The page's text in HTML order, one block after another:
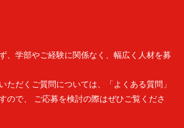
、学部やご経験に関係なく、幅広く人材を募
ただくご質問については、「よくある質問」
ので、 ご応募を検討の際はぜひご覧くださ